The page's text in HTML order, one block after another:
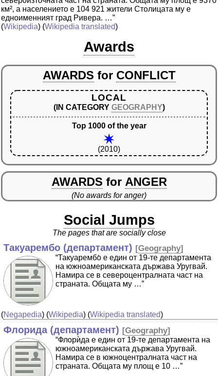
км², а населението е 104 921 жители Столицата му е
едноименният град Ривера. …”
(Wikipedia) (Wikipedia translated)
Awards
AWARDS for CONFLICT
LOCAL
(IN CATEGORY GEOGRAPHY)
Top 1000 of the year
(2010)
AWARDS for ANGER
(No awards for anger)
Social Jumps
The pages that are socially close
Такуарембо (департамент) [Geography]
“Такуарембо̀ е един от 19-те департамента
на южноамериканската държава Уругвай.
Намира се в североцентралната част на
страната. Общата му …”
(Negapedia) (Wikipedia) (Wikipedia translated)
Флорида (департамент) [Geography]
“Флорѝда е един от 19-те департамента на
южноамериканската държава Уругвай.
Намира се в южноцентралната част на
страната. Общата му площ е 10 …”